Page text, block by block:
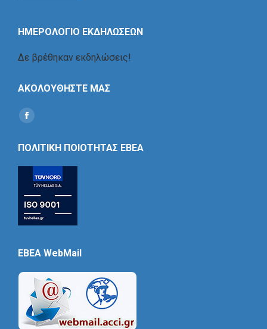
ΗΜΕΡΟΛΟΓΙΟ ΕΚΔΗΛΩΣΕΩΝ
Δε βρέθηκαν εκδηλώσεις!
ΑΚΟΛΟΥΘΗΣΤΕ ΜΑΣ
Find us on:
Social
ΠΟΛΙΤΙΚΗ ΠΟΙΟΤΗΤΑΣ ΕΒΕΑ
EBEA WebMail